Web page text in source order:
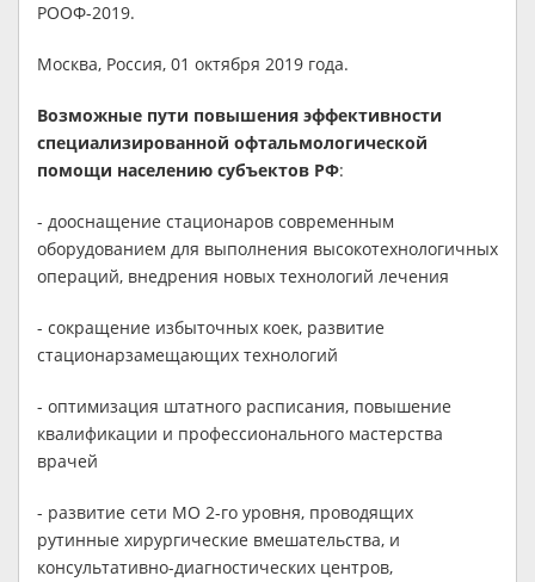
РООФ-2019.
Москва, Россия, 01 октября 2019 года.
Возможные пути повышения эффективности
специализированной офтальмологической
помощи населению субъектов РФ:
- дооснащение стационаров современным
оборудованием для выполнения высокотехнологичных
операций, внедрения новых технологий лечения
- сокращение избыточных коек, развитие
стационарзамещающих технологий
- оптимизация штатного расписания, повышение
квалификации и профессионального мастерства
врачей
- развитие сети МО 2-го уровня, проводящих
рутинные хирургические вмешательства, и
консультативно-диагностических центров,